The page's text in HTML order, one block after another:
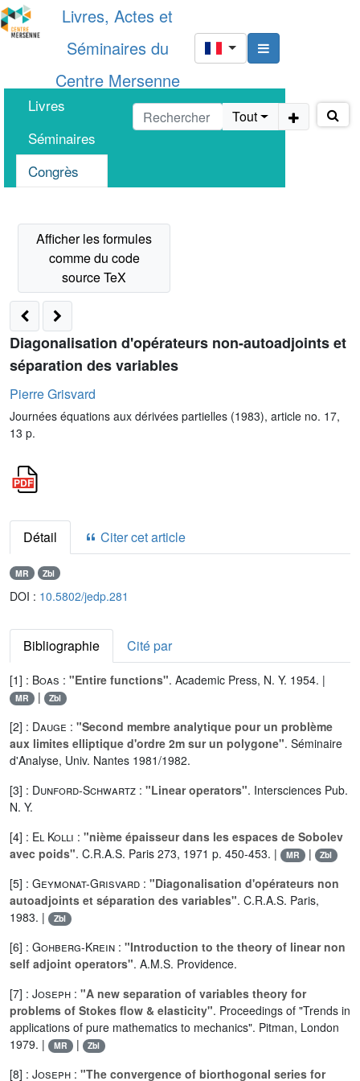
Livres, Actes et
Séminaires du
Centre Mersenne
Livres
Séminaires
Congrès
Tout
Diagonalisation d'opérateurs non-autoadjoints et
séparation des variables
Pierre Grisvard
Journées équations aux dérivées partielles (1983), article no. 17,
13 p.
Détail Citer cet article
MR Zbl
DOI : 10.5802/jedp.281
Bibliographie Cité par
[1] : Boas : "Entire functions". Academic Press, N. Y. 1954. |
MR | Zbl
[2] : Dauge : "Second membre analytique pour un problème
aux limites elliptique d'ordre 2m sur un polygone". Séminaire
d'Analyse, Univ. Nantes 1981/1982.
[3] : Dunford-Schwartz : "Linear operators". Intersciences Pub.
N. Y.
[4] : El Kolli : "nième épaisseur dans les espaces de Sobolev
avec poids". C.R.A.S. Paris 273, 1971 p. 450-453. | MR | Zbl
[5] : Geymonat-Grisvard : "Diagonalisation d'opérateurs non
autoadjoints et séparation des variables". C.R.A.S. Paris,
1983. |
Zbl
[6] : Gohberg-Krein : "Introduction to the theory of linear non
self adjoint operators". A.M.S. Providence.
[7] : Joseph : "A new separation of variables theory for
problems of Stokes flow & elasticity". Proceedings of "Trends in
applications of pure mathematics to mechanics". Pitman, London
1979. |
MR | Zbl
[8] : Joseph : "The convergence of biorthogonal series for